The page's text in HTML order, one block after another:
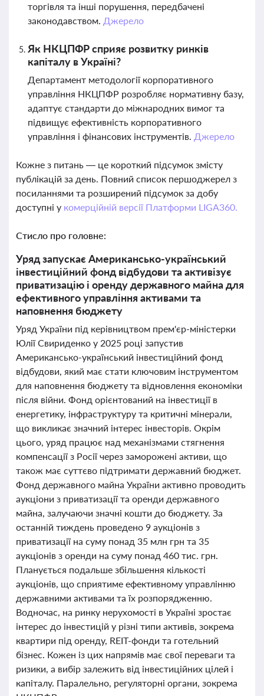
торгівля та інші порушення, передбачені
законодавством. Джерело
Як НКЦПФР сприяє розвитку ринків
капіталу в Україні?
Департамент методології корпоративного
управління НКЦПФР розробляє нормативну базу,
адаптує стандарти до міжнародних вимог та
підвищує ефективність корпоративного
управління і фінансових інструментів. Джерело
Кожне з питань — це короткий підсумок змісту
публікацій за день. Повний список першоджерел з
посиланнями та розширений підсумок за добу
доступні у комерційній версії Платформи LIGA360.
Стисло про головне:
Уряд запускає Американсько-український
інвестиційний фонд відбудови та активізує
приватизацію і оренду державного майна для
ефективного управління активами та
наповнення бюджету
Уряд України під керівництвом прем'єр-міністерки
Юлії Свириденко у 2025 році запустив
Американсько-український інвестиційний фонд
відбудови, який має стати ключовим інструментом
для наповнення бюджету та відновлення економіки
після війни. Фонд орієнтований на інвестиції в
енергетику, інфраструктуру та критичні мінерали,
що викликає значний інтерес інвесторів. Окрім
цього, уряд працює над механізмами стягнення
компенсації з Росії через заморожені активи, що
також має суттєво підтримати державний бюджет.
Фонд державного майна України активно проводить
аукціони з приватизації та оренди державного
майна, залучаючи значні кошти до бюджету. За
останній тиждень проведено 9 аукціонів з
приватизації на суму понад 35 млн грн та 35
аукціонів з оренди на суму понад 460 тис. грн.
Планується подальше збільшення кількості
аукціонів, що сприятиме ефективному управлінню
державними активами та їх розпорядженню.
Водночас, на ринку нерухомості в Україні зростає
інтерес до інвестицій у різні типи активів, зокрема
квартири під оренду, REIT-фонди та готельний
бізнес. Кожен із цих напрямів має свої переваги та
ризики, а вибір залежить від інвестиційних цілей і
капіталу. Паралельно, регуляторні органи, зокрема